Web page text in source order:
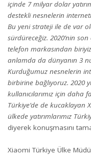
içinde 7 milyar dolar
destekli nesnelerin
Bu yeni strateji ile de var
sürdüreceğiz. 2020’nin
telefon markasından
anlamda da dünyanın 3
Kurduğumuz nesnelerin
birbirine bağlıyoruz. 2020
kullanıcılarımız için daha
Türkiye’de de kucaklayan
ülkede yatırımlarımız
diyerek konuşmasını
Xiaomi Türkiye Ülke